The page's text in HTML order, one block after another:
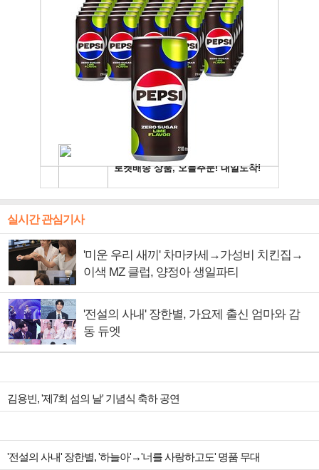
실시간 관심기사
'미운 우리 새끼' 차마카세→가성비 치킨집→
이색 MZ 클럽, 양정아 생일파티
'전설의 사내' 장한별, 가요제 출신 엄마와 감
동 듀엣
김용빈, '제7회 섬의 날' 기념식 축하 공연
'전설의 사내' 장한별, '하늘아'→'너를 사랑하고도' 명품 무대